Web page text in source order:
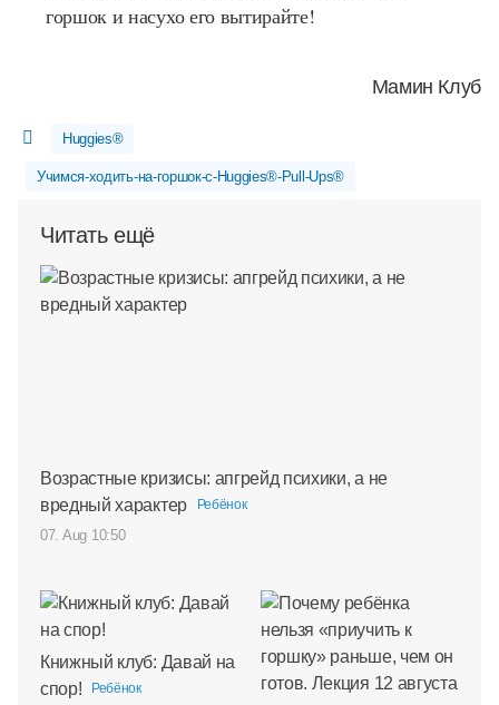
горшок и насухо его вытирайте!
Мамин Клуб
Huggies®
Учимся-ходить-на-горшок-с-Huggies®-Pull-Ups®
Читать ещё
Возрастные кризисы: апгрейд психики, а не
вредный характер
Ребёнок
07. Aug 10:50
Книжный клуб: Давай на
спор!
Ребёнок